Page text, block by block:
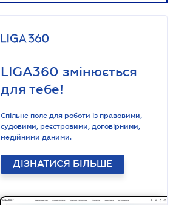
LIGA360 змінюється
для тебе!
Спільне поле для роботи із правовими,
судовими, реєстровими, договірними,
медійними даними.
ДІЗНАТИСЯ БІЛЬШЕ